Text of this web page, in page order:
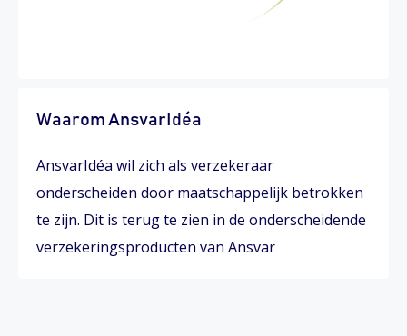
Waarom AnsvarIdéa
AnsvarIdéa wil zich als verzekeraar
onderscheiden door maatschappelijk betrokken
te zijn. Dit is terug te zien in de onderscheidende
verzekeringsproducten van Ansvar